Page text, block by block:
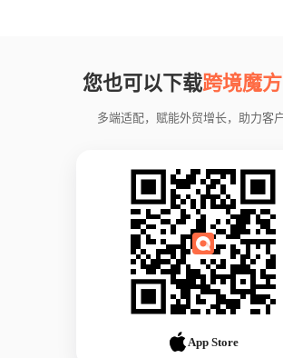
您也可以下载跨境魔
多端适配，赋能外贸增长，助力客
App Store